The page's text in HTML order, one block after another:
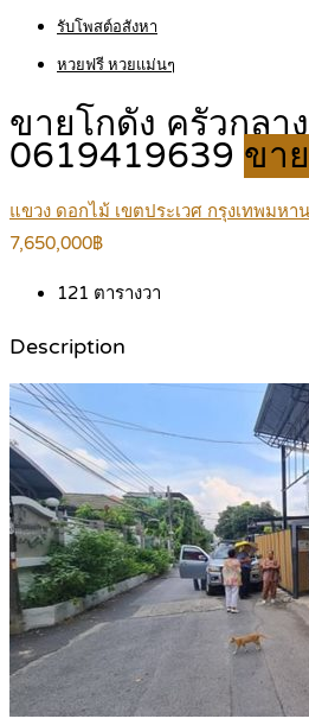
รับโพสต์อสังหา
หวยฟรี หวยแม่นๆ
ขายโกดัง ครัวกลา
0619419639 ขา
แขวง ดอกไม้ เขตประเวศ กรุงเทพมหา
7,650,000฿
121 ตารางวา
Description